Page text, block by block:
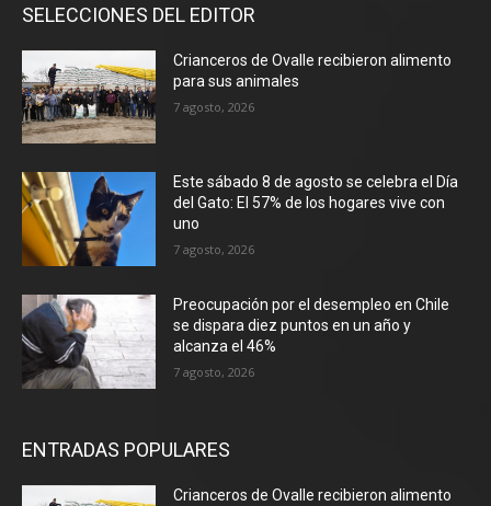
SELECCIONES DEL EDITOR
Crianceros de Ovalle recibieron alimento
para sus animales
7 agosto, 2026
Este sábado 8 de agosto se celebra el Día
del Gato: El 57% de los hogares vive con
uno
7 agosto, 2026
Preocupación por el desempleo en Chile
se dispara diez puntos en un año y
alcanza el 46%
7 agosto, 2026
ENTRADAS POPULARES
Crianceros de Ovalle recibieron alimento